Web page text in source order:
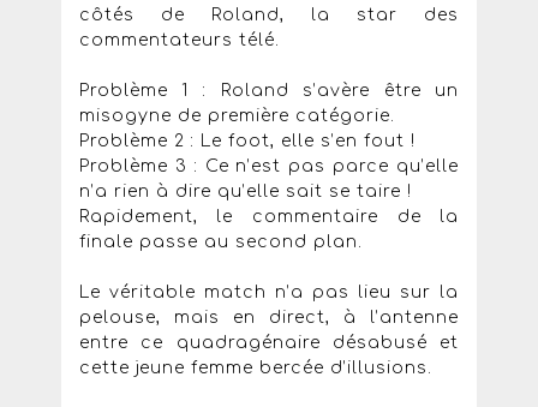
côtés de Roland, la star des
commentateurs télé.
Problème 1 : Roland s’avère être un
misogyne de première catégorie.
Problème 2 : Le foot, elle s’en fout !
Problème 3 : Ce n’est pas parce qu’elle
n’a rien à dire qu’elle sait se taire !
Rapidement, le commentaire de la
finale passe au second plan.
Le véritable match n’a pas lieu sur la
pelouse, mais en direct, à l’antenne
entre ce quadragénaire désabusé et
cette jeune femme bercée d’illusions.